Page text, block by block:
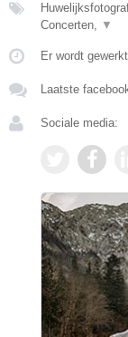
Concerten, ▼
Er wordt
Laatste
Sociale media: